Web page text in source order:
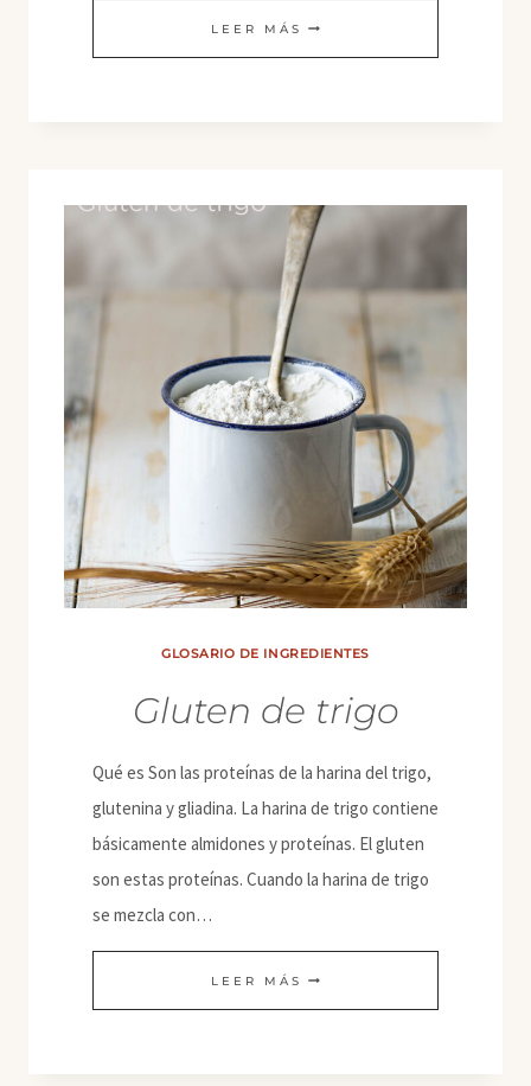
LEER MÁS GOCHUJANG
GLOSARIO DE INGREDIENTES
Gluten de trigo
Qué es Son las proteínas de la harina del trigo,
glutenina y gliadina. La harina de trigo contiene
básicamente almidones y proteínas. El gluten
son estas proteínas. Cuando la harina de trigo
se mezcla con…
LEER MÁS GLUTEN
DE